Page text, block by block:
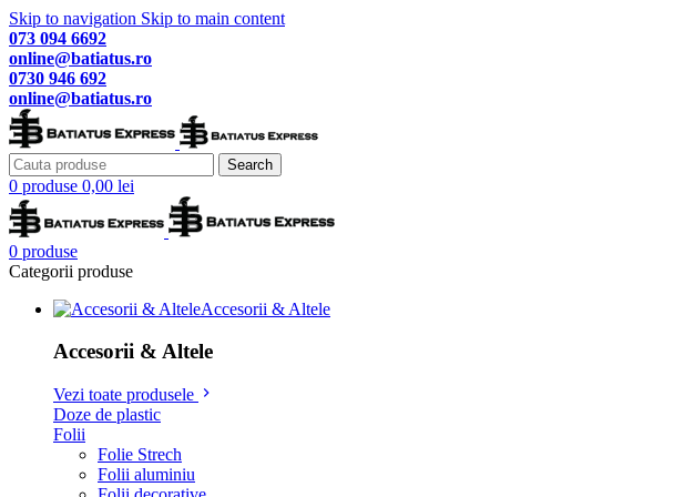
Skip to navigation Skip to main content
073 094 6692
online@batiatus.ro
0730 946 692
online@batiatus.ro
Search
0 produse 0,00 lei
0 produse
Categorii produse
Accesorii & Altele
Accesorii & Altele
Vezi toate produsele
Doze de plastic
Folii
Folie Strech
Folii aluminiu